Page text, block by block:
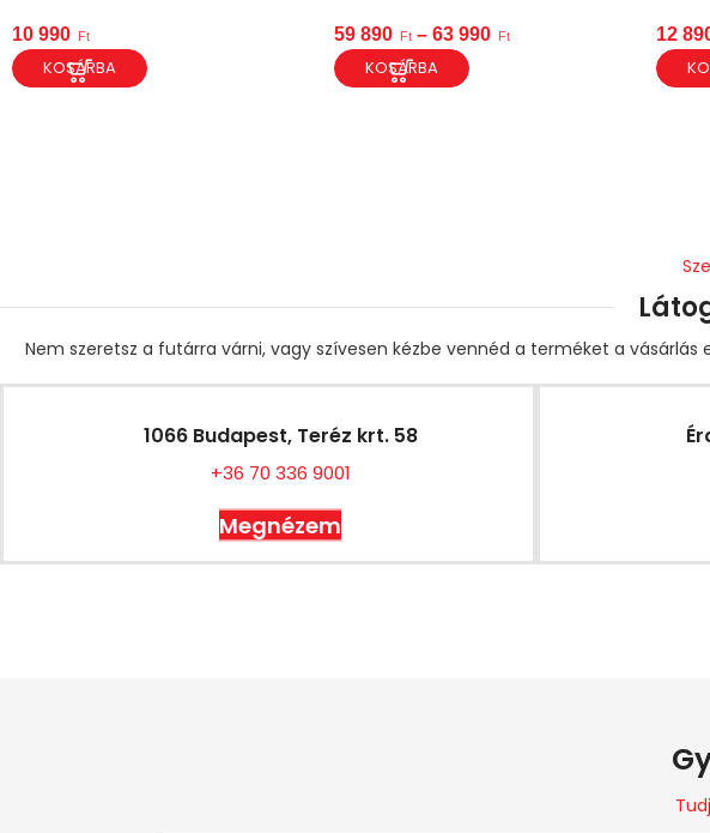
10 990 Ft
KOSÁRBA
59 890 Ft – 63 990 Ft
KOSÁRBA
12
Nem szeretsz a futárra várni, vagy szívesen kézbe vennéd a terméket a
1066 Budapest, Teréz krt. 58
+36 70 336 9001
Megnézem